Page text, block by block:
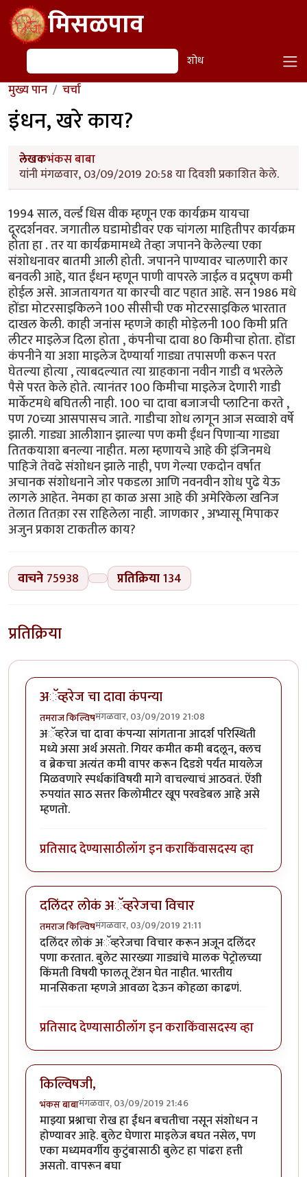
Skip to main contentमिसळपाव
शोध शोध
मुख्य पान चर्चा
इंधन, खरे काय?
लेखकभंकस बाबा
यांनी मंगळवार, 03/09/2019 20:58 या दिवशी प्रकाशित केले.
1994 साल, वर्ल्ड धिस वीक म्हणून एक कार्यक्रम यायचा
दूरदर्शनवर. जगातील घडामोडीवर एक चांगला माहितीपर कार्यक्रम
होता हा . तर या कार्यक्रमामध्ये तेव्हा जपानने केलेल्या एका
संशोधनावर बातमी आली होती. जपानने पाण्यावर चालणारी कार
बनवली आहे, यात ईंधन म्हणून पाणी वापरले जाईल व प्रदूषण कमी
होईल असे. आजतायगत या कारची वाट पहात आहे. सन 1986 मधे
होंडा मोटरसाइकिलने 100 सीसीची एक मोटरसाइकिल भारतात
दाखल केली. काही जनांस म्हणजे काही मोड़ेलनी 100 किमी प्रति
लीटर माइलेज दिला होता , कंपनीचा दावा 80 किमीचा होता. होंडा
कंपनीने या अशा माइलेज देण्यार्या गाड्या तपासणी करून परत
घेतल्या होत्या , त्याबदल्यात त्या ग्राहकाना नवीन गाडी व भरलेले
पैसे परत केले होते. त्यानंतर 100 किमीचा माइलेज देणारी गाडी
मार्केटमधे बघितली नाही. 100 चा दावा बजाजची प्लाटिना करते ,
पण 70च्या आसपासच जाते. गाडीचा शोध लागून आज सव्वाशे वर्षे
झाली. गाड्या आलीशान झाल्या पण कमी ईंधन पिणाऱ्या गाड्या
तितकयाशा बनल्या नाहीत. मला म्हणायचे आहे की इंजिनमधे
पाहिजे तेवढे संशोधन झाले नाही, पण गेल्या एकदोन वर्षात
अचानक संशोधनाने जोर पकडला आणि नवनवीन शोध पुढे येऊ
लागले आहेत. नेमका हा काळ असा आहे की अमेरिकेला खनिज
तेलात तितक़ा रस राहिलेला नाही. जाणकार , अभ्यासू मिपाकर
अजुन प्रकाश टाकतील काय?
वाचने 75938 प्रतिक्रिया134
प्रतिक्रिया
अॅव्हरेज चा दावा कंपन्या
तमराज किल्विषमंगळवार, 03/09/2019 21:08
अॅव्हरेज चा दावा कंपन्या सांगताना आदर्श परिस्थिती
मध्ये असा अर्थ असतो. गियर कमीत कमी बदलून, क्लच
व ब्रेकचा अत्यंत कमी वापर करून दिडशे पर्यंत मायलेज
मिळवणारे स्पर्धकांविषयी मागे वाचल्याचं आठवतं. ऐंशी
रुपयांत साठ सत्तर किलोमीटर खूप परवडेबल आहे असे
म्हणतो.
प्रतिसाद देण्यासाठीलॉग इन कराकिंवासदस्य व्हा
दलिंदर लोकं अॅव्हरेजचा विचार
तमराज किल्विषमंगळवार, 03/09/2019 21:11
दलिंदर लोकं अॅव्हरेजचा विचार करून अजून दलिंदर
पणा करतात. बुलेट सारख्या गाड्यांचे मालक पेट्रोलच्या
किंमती विषयी फालतू टेंशन घेत नाहीत. भारतीय
मानसिकता म्हणजे आवळा देऊन कोहळा काढणं.
प्रतिसाद देण्यासाठीलॉग इन कराकिंवासदस्य व्हा
किल्विषजी,
भंकस बाबामंगळवार, 03/09/2019 21:46
माझ्या प्रश्नाचा रोख हा ईंधन बचतीचा नसून संशोधन न
होण्यावर आहे. बुलेट घेणारा माइलेज बघत नसेल, पण
एका मध्यमवर्गीय कुटुंबासाठी बुलेट हा पांढरा हत्ती
असतो. वापरून बघा